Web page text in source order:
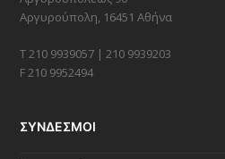
Αργυρούπολη, 16451 Αθήνα
Τ 210 9939057 | 210 9939203
F 210 9952494
ΣΥΝΔΕΣΜΟΙ